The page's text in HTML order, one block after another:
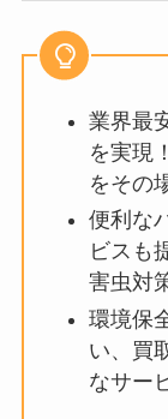
業界最
を実現
をその
便利な
ビスも
害虫対
環境保
い、買
なサー